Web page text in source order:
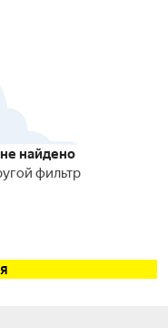
найдено
фильтр